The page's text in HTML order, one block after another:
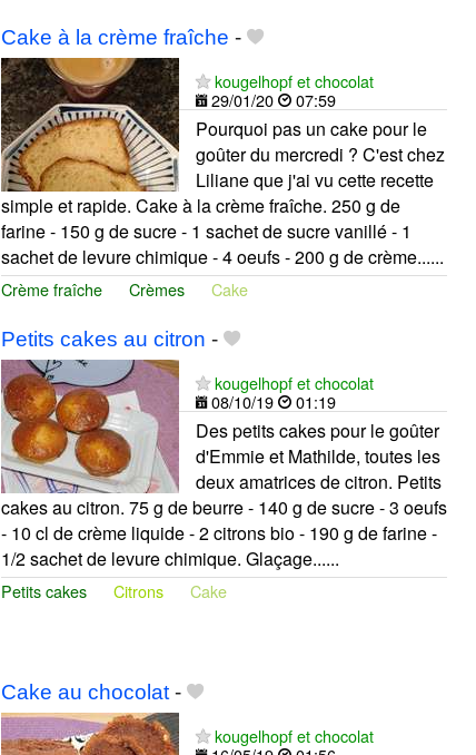
Cake à la crème fraîche -
kougelhopf et chocolat
29/01/20
07:59
Pourquoi pas un cake pour le
goûter du mercredi ? C'est chez
Liliane que j'ai vu cette recette
simple et rapide. Cake à la crème fraîche. 250 g de
farine - 150 g de sucre - 1 sachet de sucre vanillé - 1
sachet de levure chimique - 4 oeufs - 200 g de crème......
Crème fraîche Crèmes Cake
Petits cakes au citron -
kougelhopf et chocolat
08/10/19
01:19
Des petits cakes pour le goûter
d'Emmie et Mathilde, toutes les
deux amatrices de citron. Petits
cakes au citron. 75 g de beurre - 140 g de sucre - 3 oeufs
- 10 cl de crème liquide - 2 citrons bio - 190 g de farine -
1/2 sachet de levure chimique. Glaçage......
Petits cakes Citrons Cake
Cake au chocolat-
kougelhopf et chocolat